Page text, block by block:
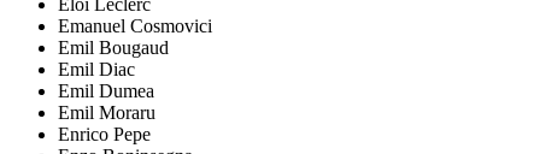
Eloi Leclerc
Emanuel Cosmovici
Emil Bougaud
Emil Diac
Emil Dumea
Emil Moraru
Enrico Pepe